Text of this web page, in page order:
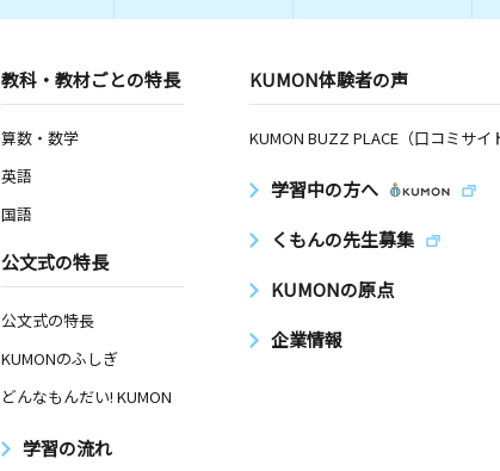
教科・教材ごとの特長
算数・数学
英語
国語
公文式の特長
公文式の特長
KUMONのふしぎ
どんなもんだい! KUMON
学習の流れ
KUMON体験者の声
KUMON BUZZ PLACE（口コミサイ
学習中の方へ
くもんの先生募集
KUMONの原点
企業情報